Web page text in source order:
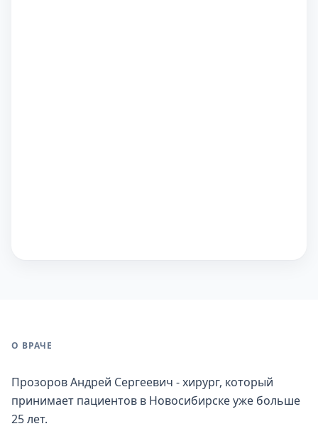
О ВРАЧЕ
Прозоров Андрей Сергеевич - хирург, который
принимает пациентов в Новосибирске уже больше
25 лет.